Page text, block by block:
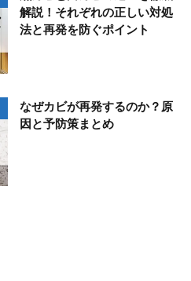
解説！それぞれの正しい対処
法と再発を防ぐポイント
なぜカビが再発するのか？原
因と予防策まとめ